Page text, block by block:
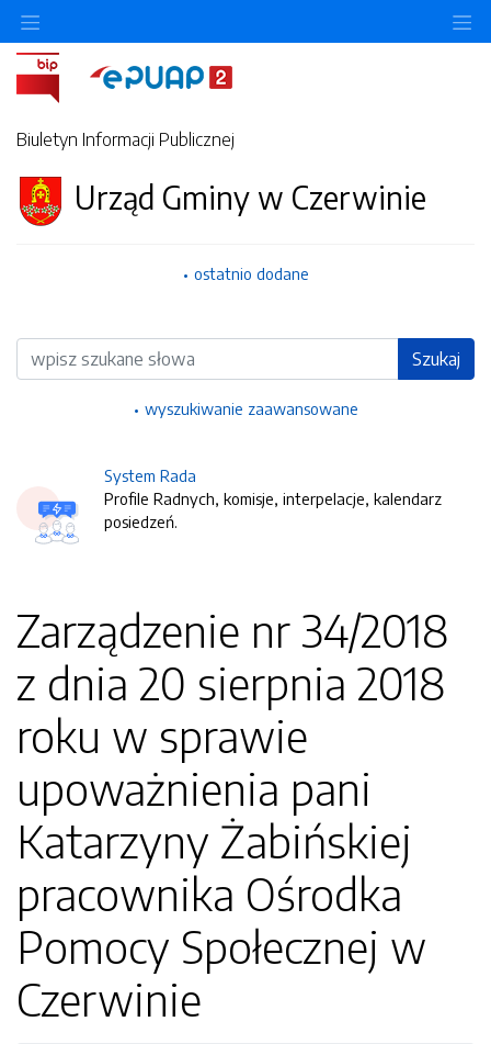
Biuletyn Informacji Publicznej
Urząd Gminy w Czerwinie
ostatnio dodane
Wyszukiwarka Szukaj
wyszukiwanie zaawansowane
System Rada
Profile Radnych, komisje, interpelacje, kalendarz
posiedzeń.
Zarządzenie nr 34/2018
z dnia 20 sierpnia 2018
roku w sprawie
upoważnienia pani
Katarzyny Żabińskiej
pracownika Ośrodka
Pomocy Społecznej w
Czerwinie